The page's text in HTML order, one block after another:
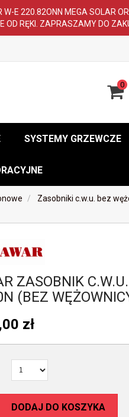
E 220.82ONN MEGA SOLAR
OD RĘKI. ZAPRASZAMY DO
0
SYSTEMY GRZEWCZE
Zasobniki c.w.u. bez
ZASOBNIK
(BEZ
zł
DODAJ DO KOSZYKA